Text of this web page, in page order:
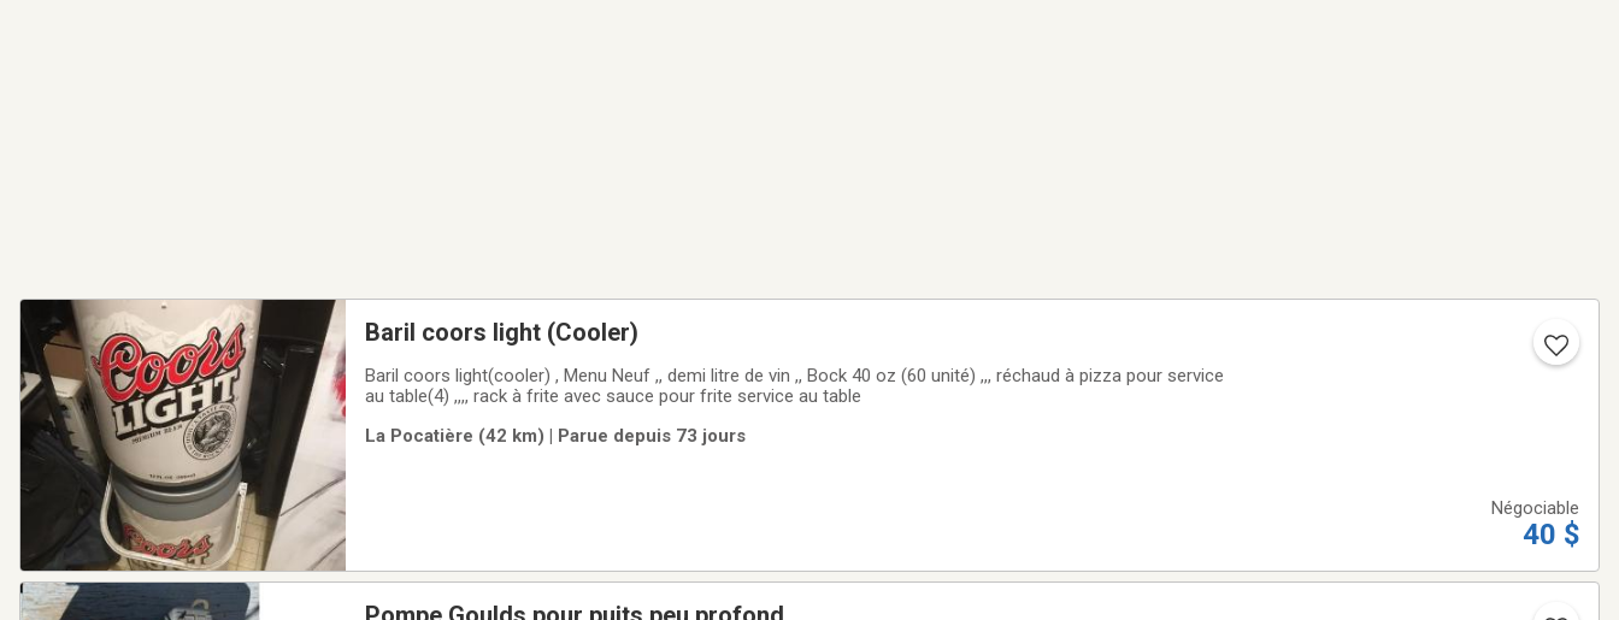
Baril coors light (Cooler)
Baril coors light(cooler) , Menu Neuf ,, demi litre de vin ,, Bock 40 oz (60 unité) ,,, réchaud à pizza pour service
au table(4) ,,,, rack à frite avec sauce pour frite service au table
La Pocatière (42 km) | Parue depuis 73 jours
Négociable
40 $